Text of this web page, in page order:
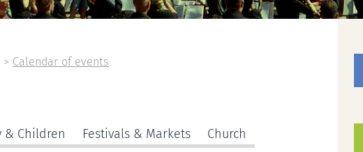
> Calendar of events
& Children Festivals & Markets Church